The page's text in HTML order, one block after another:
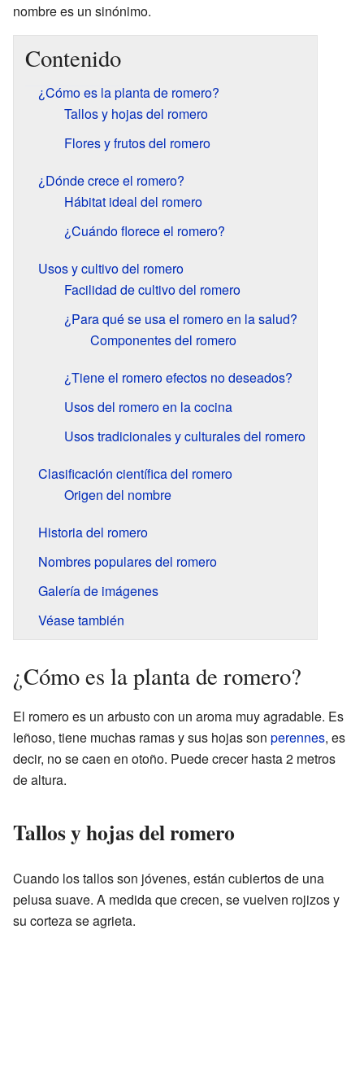
nombre es un sinónimo.
Contenido
¿Cómo es la planta de romero?
Tallos y hojas del romero
Flores y frutos del romero
¿Dónde crece el romero?
Hábitat ideal del romero
¿Cuándo florece el romero?
Usos y cultivo del romero
Facilidad de cultivo del romero
¿Para qué se usa el romero en la salud?
Componentes del romero
¿Tiene el romero efectos no deseados?
Usos del romero en la cocina
Usos tradicionales y culturales del romero
Clasificación científica del romero
Origen del nombre
Historia del romero
Nombres populares del romero
Galería de imágenes
Véase también
¿Cómo es la planta de romero?
El romero es un arbusto con un aroma muy agradable. Es
leñoso, tiene muchas ramas y sus hojas son perennes, es
decir, no se caen en otoño. Puede crecer hasta 2 metros
de altura.
Tallos y hojas del romero
Cuando los tallos son jóvenes, están cubiertos de una
pelusa suave. A medida que crecen, se vuelven rojizos y
su corteza se agrieta.